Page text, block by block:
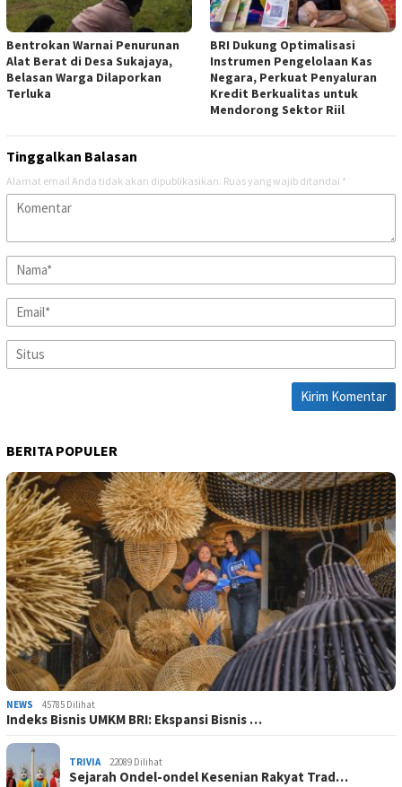
Bentrokan Warnai Penurunan
Alat Berat di Desa Sukajaya,
Belasan Warga Dilaporkan
Terluka
BRI Dukung Optimalisasi
Instrumen Pengelolaan Kas
Negara, Perkuat Penyaluran
Kredit Berkualitas untuk
Mendorong Sektor Riil
Tinggalkan Balasan
Alamat email Anda tidak akan dipublikasikan. Ruas yang wajib ditandai *
BERITA POPULER
NEWS 45785 Dilihat
Indeks Bisnis UMKM BRI: Ekspansi Bisnis …
TRIVIA 22089 Dilihat
Sejarah Ondel-ondel Kesenian Rakyat Trad…